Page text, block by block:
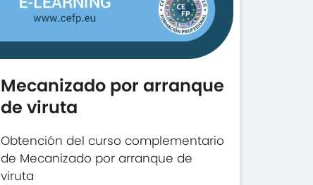
Mecanizado por arranque
de viruta
Obtención del curso complementario
de Mecanizado por arranque de
viruta